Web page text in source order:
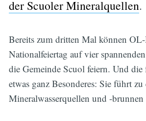
der Scuoler Mineralquellen.
Bereits zum dritten Mal können OL-
Nationalfeiertag auf vier
die Gemeinde Scuol feiern. Und
etwas ganz Besonderes: Sie führt zu
Mineralwasserquellen und -